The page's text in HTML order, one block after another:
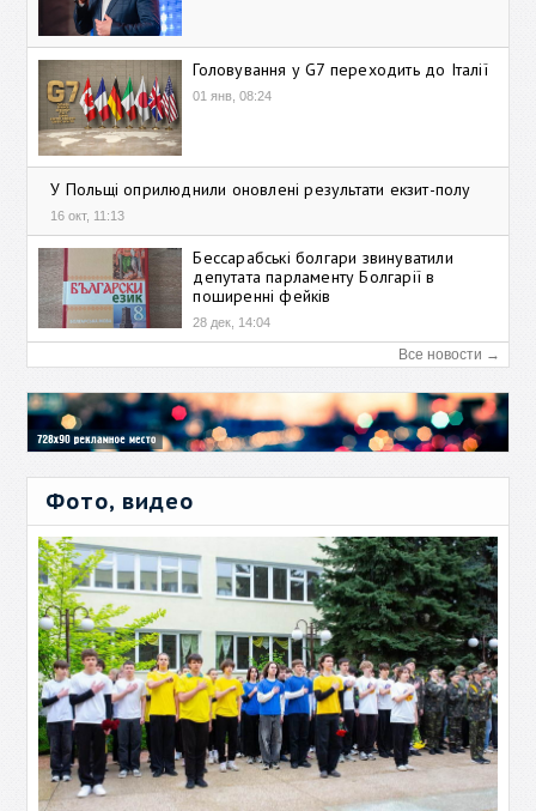
Головування у G7 переходить до Італії
01 янв, 08:24
У Польщі оприлюднили оновлені результати екзит-полу
16 окт, 11:13
Бессарабські болгари звинуватили
депутата парламенту Болгарії в
поширенні фейків
28 дек, 14:04
Все новости →
Фото, видео